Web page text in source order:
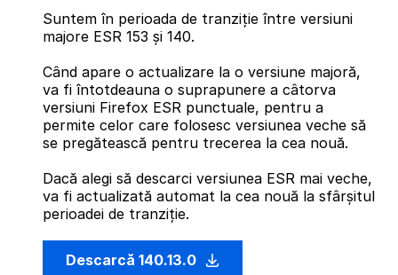
Suntem în perioada de tranziție între versiuni
majore ESR 153 și 140.
Când apare o actualizare la o versiune majoră,
va fi întotdeauna o suprapunere a câtorva
versiuni Firefox ESR punctuale, pentru a
permite celor care folosesc versiunea veche să
se pregătească pentru trecerea la cea nouă.
Dacă alegi să descarci versiunea ESR mai veche,
va fi actualizată automat la cea nouă la sfârșitul
perioadei de tranziție.
Descarcă 140.13.0